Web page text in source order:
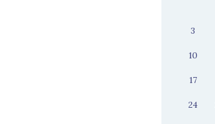
3
10
17
24